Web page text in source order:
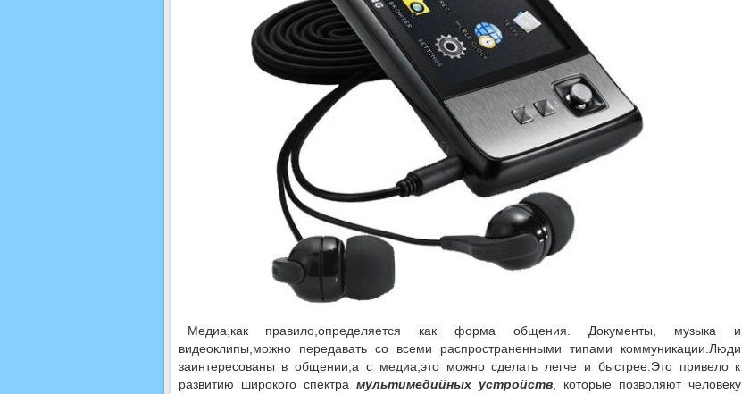
Медиа,как правило,определяется как форма общения. Документы, музыка и
видеоклипы,можно передавать со всеми распространенными типами коммуникации.Люди
заинтересованы в общении,а с медиа,это можно сделать легче и быстрее.Это привело к
развитию широкого спектра мультимедийных устройств, которые позволяют человеку